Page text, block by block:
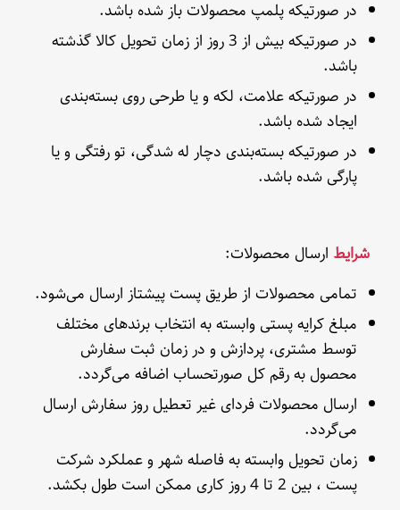
در صورتیکه پلمپ محصولات باز شده باشد.
در صورتیکه بیش از 3 روز از زمان تحویل کالا گذشته
باشد.
در صورتیکه علامت، لکه و یا طرحی روی بسته‌بندی
ایجاد شده باشد.
در صورتیکه بسته‌بندی دچار له شدگی، تو رفتگی و یا
پارگی شده باشد.
شرایط ارسال محصولات:
تمامی محصولات از طریق پست پیشتاز ارسال می‌شود.
مبلغ کرایه پستی وابسته به انتخاب برندهای مختلف
توسط مشتری، پردازش و در زمان ثبت سفارش
محصول به رقم کل صورتحساب اضافه می‌گردد.
ارسال محصولات فردای غیر تعطیل روز سفارش ارسال
می‌گردد.
زمان تحویل وابسته به فاصله شهر و عملکرد شرکت
پست ، بین 2 تا 4 روز کاری ممکن است طول بکشد.